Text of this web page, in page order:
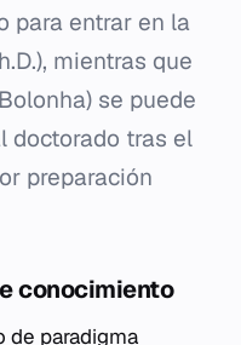
para entrar en la
mientras que
se puede
doctorado tras el
preparación
conocimiento
de paradigma